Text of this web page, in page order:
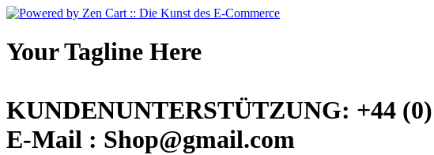
Your Tagline Here
KUNDENUNTERSTÜTZUNG: +44 (0)
E-Mail : Shop@gmail.com